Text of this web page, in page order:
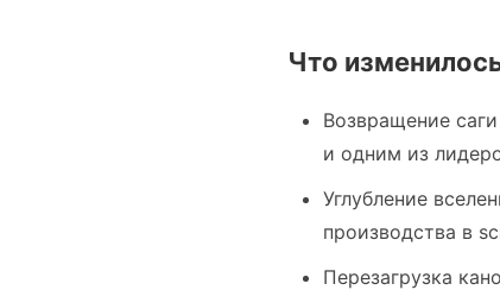
Что
Возвращение
и одним из
Углубление
производства в
Перезагрузка